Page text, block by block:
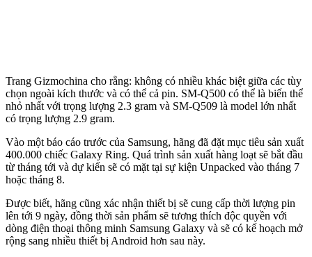
Trang Gizmochina cho rằng: không có nhiều khác biệt giữa các tùy
chọn ngoài kích thước và có thể cả pin. SM-Q500 có thể là biến thể
nhỏ nhất với trọng lượng 2.3 gram và SM-Q509 là model lớn nhất
có trọng lượng 2.9 gram.
Vào một báo cáo trước của Samsung, hãng đã đặt mục tiêu sản xuất
400.000 chiếc Galaxy Ring. Quá trình sản xuất hàng loạt sẽ bắt đầu
từ tháng tới và dự kiến sẽ có mặt tại sự kiện Unpacked vào tháng 7
hoặc tháng 8.
Được biết, hãng cũng xác nhận thiết bị sẽ cung cấp thời lượng pin
lên tới 9 ngày, đồng thời sản phẩm sẽ tương thích độc quyền với
dòng điện thoại thông minh Samsung Galaxy và sẽ có kế hoạch mở
rộng sang nhiều thiết bị Android hơn sau này.